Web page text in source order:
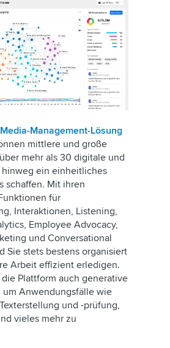
Management-Lösung
mittlere und große
mehr als 30 digitale und
hinweg ein einheitliches
schaffen. Mit ihren
für
Interaktionen, Listening,
Employee Advocacy,
und Conversational
Sie stets bestens organisiert
Arbeit effizient erledigen.
Plattform auch generative
um Anwendungsfälle wie
und -prüfung,
vieles mehr zu